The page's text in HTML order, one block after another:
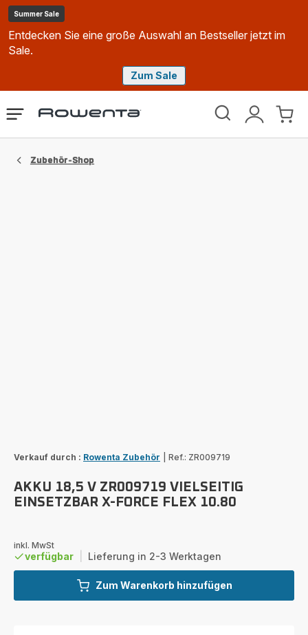
Summer Sale
Entdecken Sie eine große Auswahl an Bestseller jetzt im
Sale.
Zum Sale
Rowenta
Mein
Mein
Das
Zubehör-Shop
Verkauf durch : Rowenta Zubehör Ref.: ZR009719
AKKU 18,5 V ZR009719 VIELSEITIG
EINSETZBAR X-FORCE FLEX 10.80
inkl. MwSt
verfügbar Lieferung in 2-3 Werktagen
Zum Warenkorb hinzufügen